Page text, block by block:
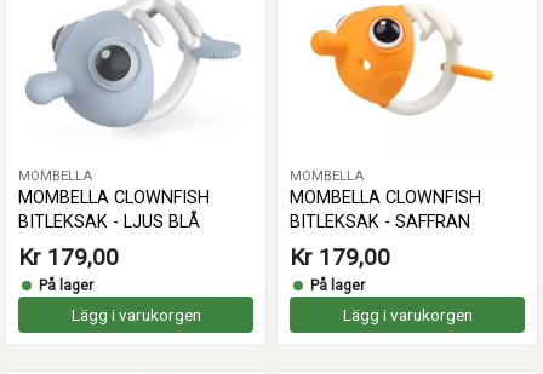
MOMBELLA
MOMBELLA CLOWNFISH
BITLEKSAK - LJUS BLÅ
Kr 179,00
På lager
Lägg i varukorgen
MOMBELLA
MOMBELLA CLOWNFISH
BITLEKSAK - SAFFRAN
Kr 179,00
På lager
Lägg i varukorgen